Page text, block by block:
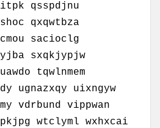
qsspdjnu
qxqwtbza
sacioclg
sxqkjypjw
tqwlnmem
ugnazxqy uixngyw
vdrbund vippwan
wtclyml wxhxcai